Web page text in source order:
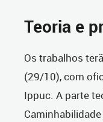
Teoria e
Os trabalhos
(29/10), com
Ippuc. A parte